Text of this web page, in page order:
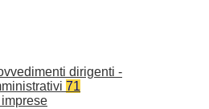
dirigenti -
71